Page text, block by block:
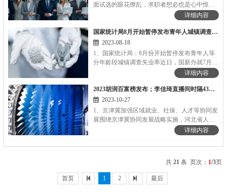
面试选的眼花缭乱，求职者想必也是心中惶恐
不堪，毕竟找公司就像嫁人，稍有不慎就会难
帅”的大公司，以求减少就职风险。
详细内容
国家统计局8月开始暂停发布青年人城镇调查失业率；海底捞洗发业务或将在全国推广丨HR资讯集锦
2023-08-18
1、国家统计局：8月份开始暂停发布青年人等
分年龄段城镇调查失业率近日，国新办就7月份
国民经济运行情况举行发布会。发布会上，国
开始，全国青年人等分年龄段的城镇调查失...
详细内容
2023胡润百富榜发布；李佳琦直播间时隔43天再次带货花西子丨HR资讯集锦
2023-10-27
1、京津冀加强区域就业、社保、人才等协同发
展围绕京津冀协同发展战略实施，河北省人力
资源和社会保障厅主动对接京津人社部门，建
部门联合签署劳务协作、社保经办服务、工
详细内容
共21 条 页次： 1/3页
首页 1 2 最后